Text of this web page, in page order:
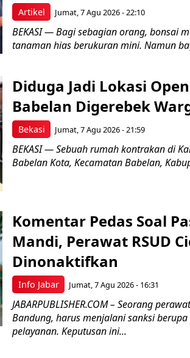
Artikel Jumat, 7 Agu 2026 - 22:10
BEKASI — Bagi sebagian orang, bonsai
tanaman hias berukuran mini. Namun
Bekasi
Diduga Jadi Lokasi
Babelan Digerebek
Jumat, 7 Agu 2026 - 21:59
BEKASI — Sebuah rumah kontrakan di
Babelan Kota, Kecamatan Babelan,
Info Jabar
Komentar Pedas Soal
Mandi, Perawat RSUD
Dinonaktifkan
Jumat, 7 Agu 2026 - 16:31
JABARPUBLISHER.COM – Seorang
Bandung, harus menjalani sanksi
pelayanan. Keputusan ini...